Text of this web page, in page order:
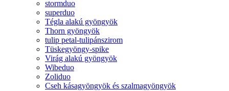
stormduo
superduo
Tégla alakú gyöngyök
Thorn gyöngyök
tulip petal-tulipánszirom
Tüskegyöngy-spike
Virág alakú gyöngyök
Wibeduo
Zoliduo
Cseh kásagyöngyök és szalmagyöngyök